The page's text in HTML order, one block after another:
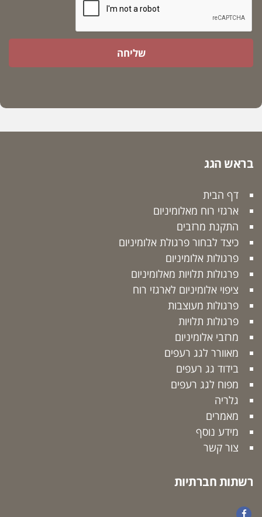
שליחה
בראש הגג
דף הבית
ארגזי רוח מאלומיניום
התקנת מרזבים
כיצד לבחור פרגולת אלומיניום
פרגולות אלומיניום
פרגולות תלויות מאלומיניום
ציפוי אלומיניום לארגזי רוח
פרגולות מעוצבות
פרגולות תלויות
מרזבי אלומיניום
מאוורר לגג רעפים
בידוד גג רעפים
מפוח לגג רעפים
גלריה
מאמרים
מידע נוסף
צור קשר
רשתות חברתיות